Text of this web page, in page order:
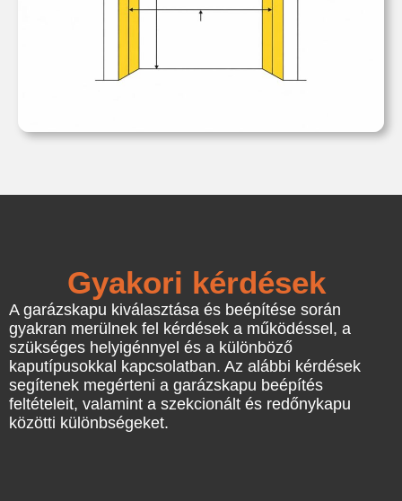
Gyakori kérdések
A garázskapu kiválasztása és beépítése során
gyakran merülnek fel kérdések a működéssel, a
szükséges helyigénnyel és a különböző
kaputípusokkal kapcsolatban. Az alábbi kérdések
segítenek megérteni a garázskapu beépítés
feltételeit, valamint a szekcionált és redőnykapu
közötti különbségeket.